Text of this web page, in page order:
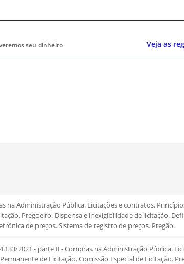
seu dinheiro Veja as
na Administração Pública. Licitações e contratos.
Pregoeiro. Dispensa e inexigibilidade de licitação.
de preços. Sistema de registro de preços. Pregão.
2021 - parte II - Compras na Administração Pública.
de Licitação. Comissão Especial de Licitação.